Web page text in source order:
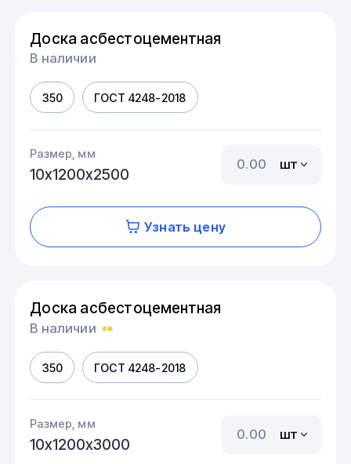
Доска асбестоцементная
В наличии
350 ГОСТ 4248-2018
Размер, мм
10х1200х2500
шт
Узнать цену
Доска асбестоцементная
В наличии
350 ГОСТ 4248-2018
Размер, мм
10х1200х3000
шт